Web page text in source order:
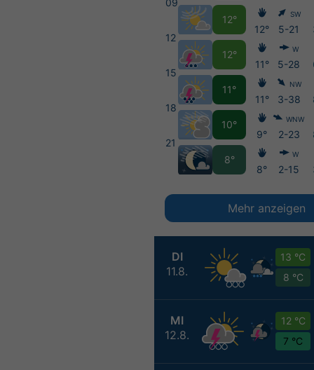
DI
11.8.
13 °C
8 °C
MI
12.8.
12 °C
7 °C
12
15
18
21
12°
12°
11°
10°
8°
12°
11°
11°
9°
8°
SW
5-21
W
5-28
NW
3-38
WNW
2-23
W
2-15
Mehr anzeigen